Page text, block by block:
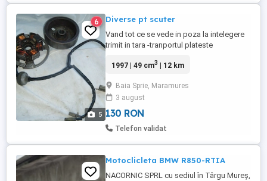
5
6 Diverse pt scuter
Vand tot ce se vede in poza la intelegere
trimit in tara -tranportul plateste
130-60-13-25 lei b ,,Raspund numai la Ms,,,
1997 | 49 cm3 | 12 km
Baia Sprie, Maramures
3 august
130 RON
Telefon validat
Motoclicleta BMW R850-RTIA
NACORNIC SPRL cu sediul în Târgu Mureş,